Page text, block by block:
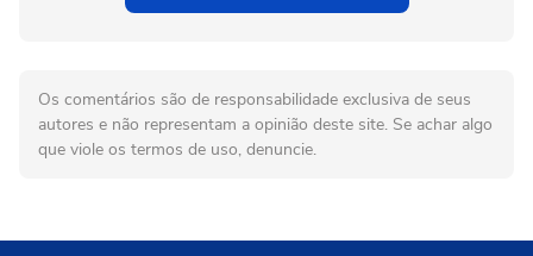
Os comentários são de responsabilidade exclusiva de seus
autores e não representam a opinião deste site. Se achar algo
que viole os termos de uso, denuncie.